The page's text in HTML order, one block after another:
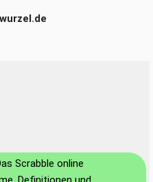
Scrabble online